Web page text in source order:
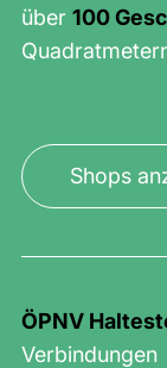
über 100
Shops
ÖPNV
Verbindungen